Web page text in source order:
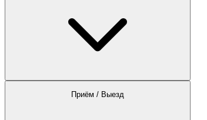
Приём / Выезд